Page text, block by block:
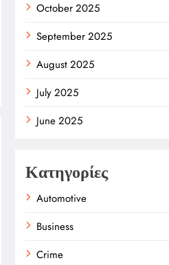
October 2025
September 2025
August 2025
July 2025
June 2025
Κατηγορίες
Automotive
Business
Crime